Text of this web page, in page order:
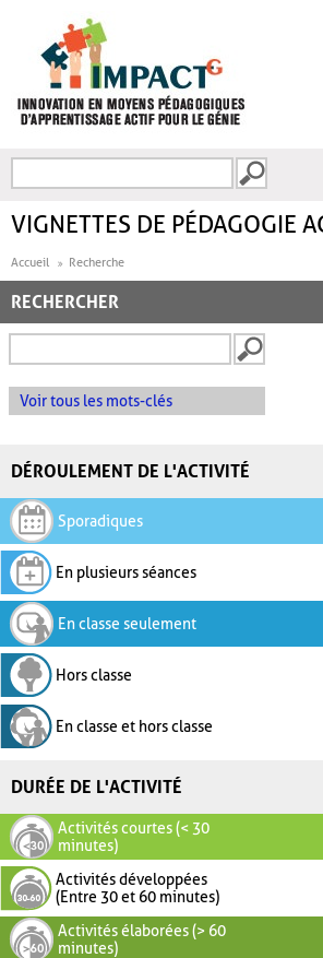
FORMULAIRE DE
VIGNETTES DE PÉDAGOGIE
Accueil Recherche
RECHERCHER
Voir tous les mots-clés
DÉROULEMENT DE L'ACTIVITÉ
Sporadiques
En plusieurs séances
En classe seulement
Hors classe
En classe et hors classe
DURÉE DE L'ACTIVITÉ
Activités courtes (< 30
minutes)
Activités développées
(Entre 30 et 60 minutes)
Activités élaborées (> 60
minutes)